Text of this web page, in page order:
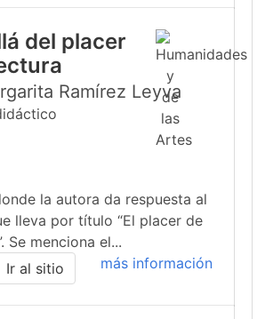
del placer
Ramírez Leyva
la autora da respuesta al
lleva por título “El placer de
Se menciona el...
más información
Ir al sitio